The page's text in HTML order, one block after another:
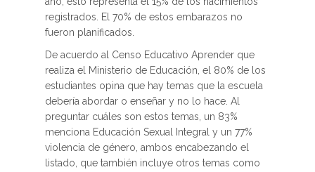
registrados. El 70% de estos embarazos no
fueron planificados.
De acuerdo al Censo Educativo Aprender que
realiza el Ministerio de Educación, el 80% de los
estudiantes opina que hay temas que la escuela
debería abordar o enseñar y no lo hace. Al
preguntar cuáles son estos temas, un 83%
menciona Educación Sexual Integral y un 77%
violencia de género, ambos encabezando el
listado, que también incluye otros temas como